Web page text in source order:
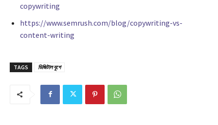
copywriting
https://www.semrush.com/blog/copywriting-vs-
content-writing
TAGS ডিজিটাল যুগে